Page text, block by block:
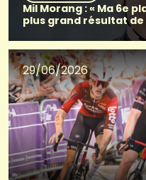
Mil Morang : « Ma 6e
plus grand résultat
29/06/2026